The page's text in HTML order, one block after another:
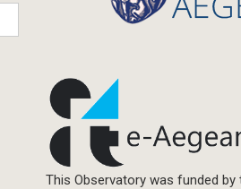
This Observatory was funded by